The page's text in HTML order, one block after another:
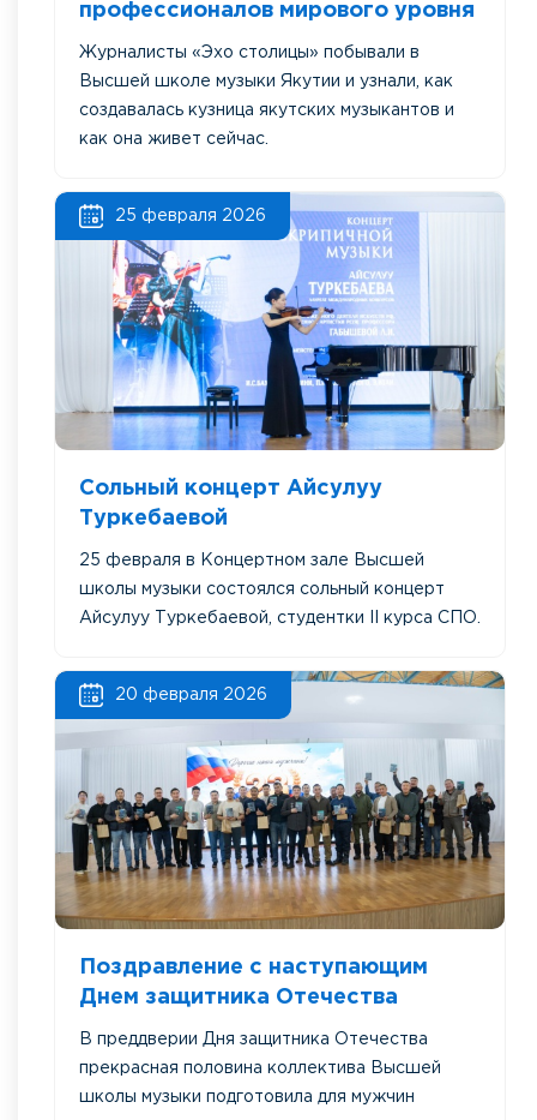
профессионалов мирового уровня ⁣
Журналисты «Эхо столицы» побывали в
Высшей школе музыки Якутии и узнали, как
создавалась кузница якутских музыкантов и
как она живет сейчас.
25 февраля 2026
Сольный концерт Айсулуу
Туркебаевой
25 февраля в Концертном зале Высшей
школы музыки состоялся сольный концерт
Айсулуу Туркебаевой, студентки II курса СПО.
20 февраля 2026
Поздравление с наступающим
Днем защитника Отечества
В преддверии Дня защитника Отечества
прекрасная половина коллектива Высшей
школы музыки подготовила для мужчин